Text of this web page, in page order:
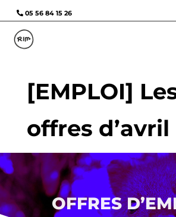
05 56 84 15 26
[EMPLOI]
offres d’avril
OFFRES